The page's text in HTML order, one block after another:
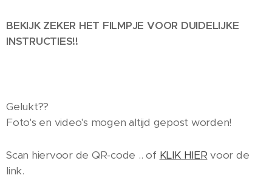
BEKIJK ZEKER HET FILMPJE VOOR DUIDELIJKE
INSTRUCTIES!!
Gelukt??
Foto's en video's mogen altijd gepost worden!
Scan hiervoor de QR-code .. of KLIK HIER voor de
link.